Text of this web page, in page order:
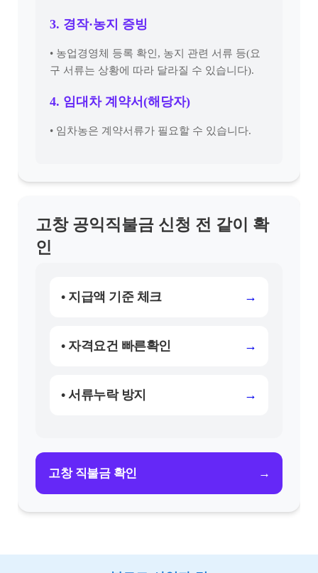
3. 경작·농지 증빙
• 농업경영체 등록 확인, 농지 관련 서류 등(요
구 서류는 상황에 따라 달라질 수 있습니다).
4. 임대차 계약서(해당자)
• 임차농은 계약서류가 필요할 수 있습니다.
고창 공익직불금 신청 전 같이 확
인
• 지급액 기준 체크 →
• 자격요건 빠른확인 →
• 서류누락 방지 →
고창 직불금 확인 →